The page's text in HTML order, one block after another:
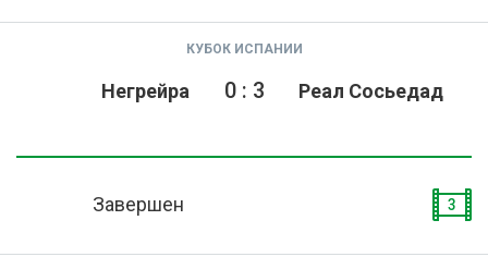
КУБОК ИСПАНИИ
Негрейра Реал Сосьедад
0: 3
Завершен 3